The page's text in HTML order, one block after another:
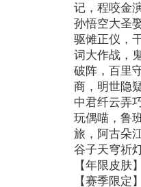
记，程咬金
孙悟空大圣
驱傩正仪，
词大作战，
破阵，百里
商，明世隐
中君纤云弄
玩偶喵，鲁
旅，阿古朵
谷子天穹祈
【年限皮肤
【赛季限定